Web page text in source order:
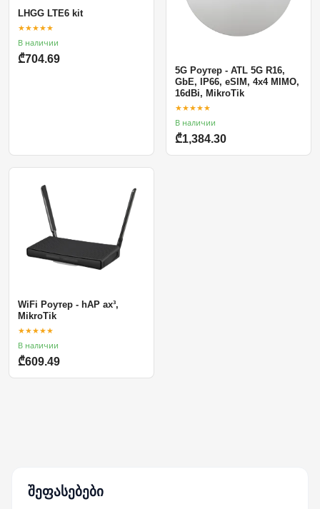
LHGG LTE6 kit
★★★★★
В наличии
₾704.69
5G Роутер - ATL 5G R16,
GbE, IP66, eSIM, 4x4 MIMO,
16dBi, MikroTik
★★★★★
В наличии
₾1,384.30
WiFi Роутер - hAP ax³,
MikroTik
★★★★★
В наличии
₾609.49
შეფასებები